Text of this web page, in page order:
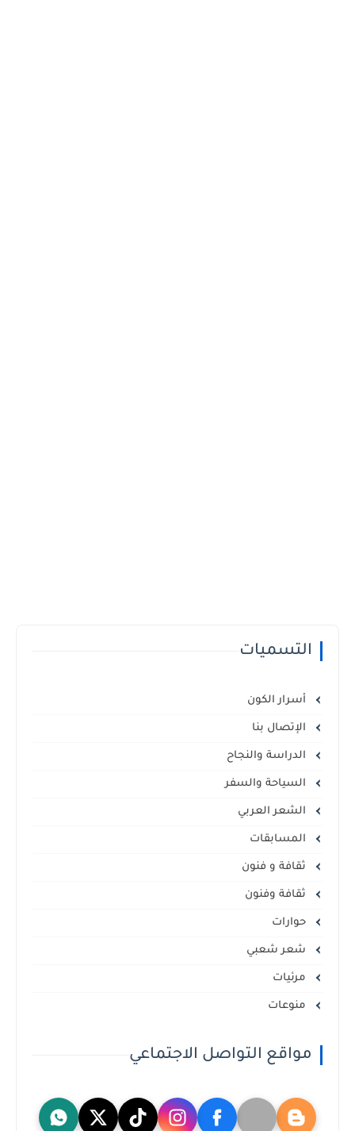
التسميات
أسرار الكون
الإتصال بنا
الدراسة والنجاح
السياحة والسفر
الشعر العربي
المسابقات
ثقافة و فنون
ثقافة وفنون
حوارات
شعر شعبي
مرئيات
منوعات
مواقع التواصل الاجتماعي